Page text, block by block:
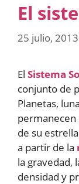
El
25 julio, 2013
El Sistema
conjunto de
Planetas,
permanecen
de su
a partir de la
la gravedad,
densidad y